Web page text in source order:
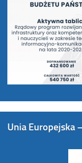
Unia Europejska